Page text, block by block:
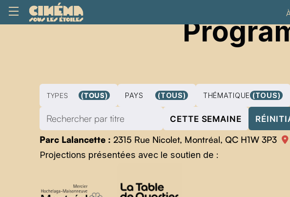
TYPES (TOUS) PAYS (TOUS) THÉMATIQUE (TOUS)
CETTE SEMAINE
Parc Lalancette : 2315 Rue Nicolet, Montréal, QC H1W 3P3
Projections présentées avec le soutien de :